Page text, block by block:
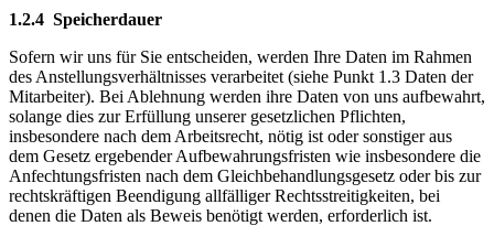
1.2.4 Speicherdauer
Sofern wir uns für Sie entscheiden, werden Ihre Daten im Rahmen
des Anstellungsverhältnisses verarbeitet (siehe Punkt 1.3 Daten der
Mitarbeiter). Bei Ablehnung werden ihre Daten von uns aufbewahrt,
solange dies zur Erfüllung unserer gesetzlichen Pflichten,
insbesondere nach dem Arbeitsrecht, nötig ist oder sonstiger aus
dem Gesetz ergebender Aufbewahrungsfristen wie insbesondere die
Anfechtungsfristen nach dem Gleichbehandlungsgesetz oder bis zur
rechtskräftigen Beendigung allfälliger Rechtsstreitigkeiten, bei
denen die Daten als Beweis benötigt werden, erforderlich ist.